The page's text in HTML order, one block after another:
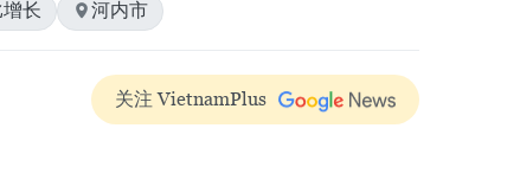
长 河内市
关注 VietnamPlus